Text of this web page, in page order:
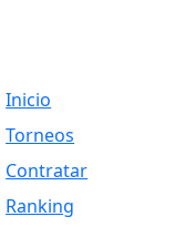
Inicio
Torneos
Contratar
Ranking